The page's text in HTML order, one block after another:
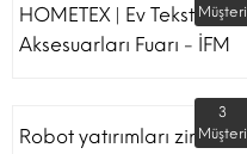
HOMETEX | Ev Tekstili Ve
Aksesuarları Fuarı - İFM
Müşteri
Robot yatırımları zirvesi
3
Müşteri